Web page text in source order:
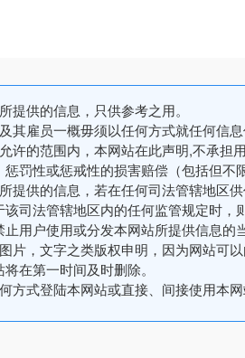
提供的信息，只供参考之用。
其雇员一概毋须以任何方式就任何信
许的范围内，本网站在此声明,不承担
惩罚性或惩戒性的损害赔偿（包括但
提供的信息，若在任何司法管辖地区
该司法管辖地区内的任何监管规定时
止用户使用或分发本网站所提供信息的
片，文字之类版权申明，因为网站可
在第一时间及时删除。
方式登陆本网站或直接、间接使用本